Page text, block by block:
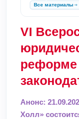
Все материалы
VI
реформе
Анонс:
Холл»